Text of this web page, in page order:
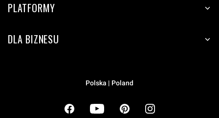
PLATFORMY
DLA BIZNESU
Polska | Poland